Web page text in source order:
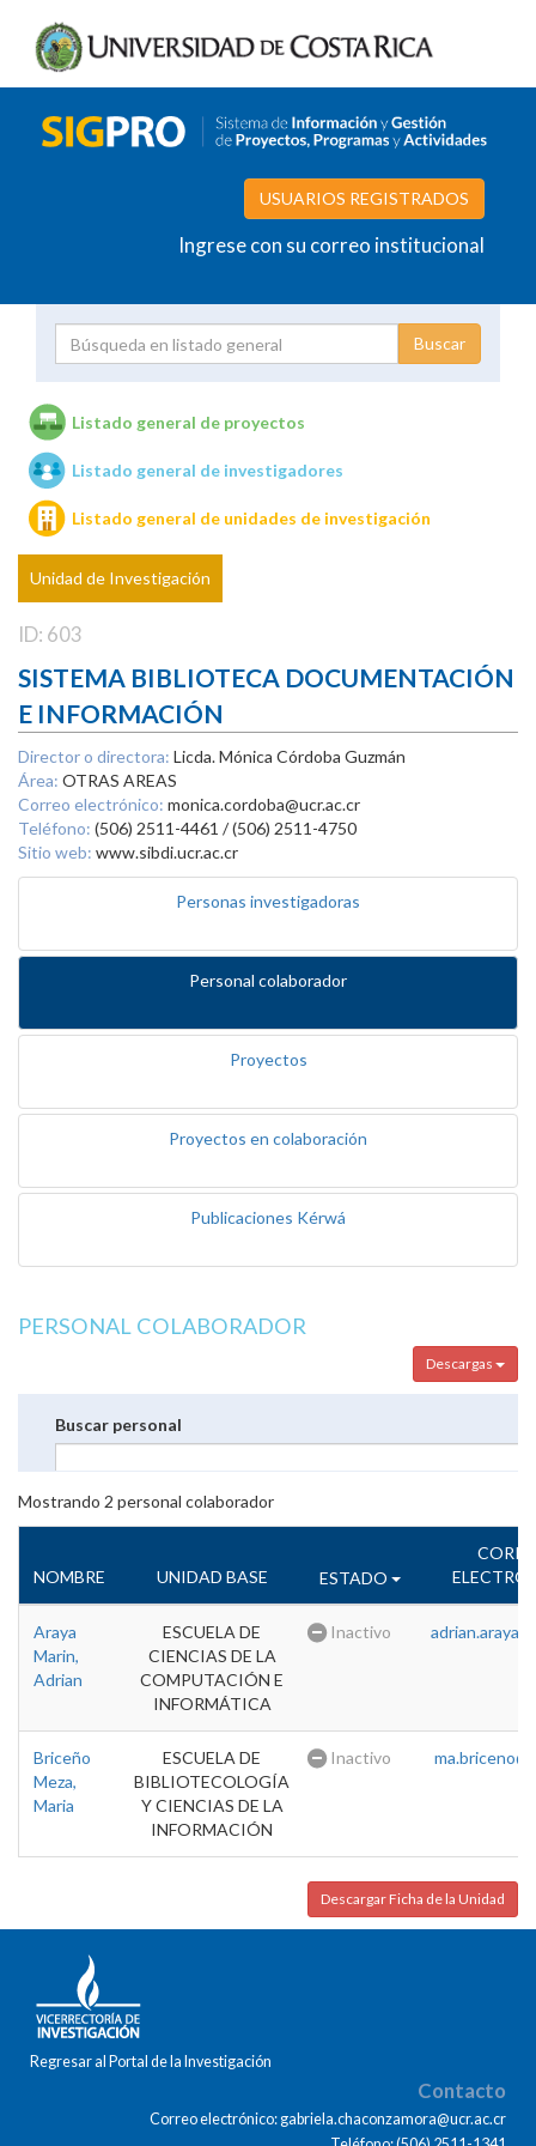
USUARIOS REGISTRADOS
Ingrese con su correo institucional
Unidades de investigación
Listado general de proyectos
Listado general de investigadores
Listado general de unidades de investigación
Unidad de Investigación
ID: 603
SISTEMA BIBLIOTECA DOCUMENTACIÓN
E INFORMACIÓN
Director o directora: Licda. Mónica Córdoba Guzmán
Área: OTRAS AREAS
Correo electrónico: monica.cordoba@ucr.ac.cr
Teléfono: (506) 2511-4461 / (506) 2511-4750
Sitio web: www.sibdi.ucr.ac.cr
Personas investigadoras
Personal colaborador
Proyectos
Proyectos en colaboración
Publicaciones Kérwá
PERSONAL COLABORADOR
Descargas
Buscar personal
Mostrando 2 personal colaborador
NOMBRE UNIDAD BASE ESTADO
Araya
Marin,
Adrian
ESCUELA DE
CIENCIAS DE LA
COMPUTACIÓN E
INFORMÁTICA
Inactivo
Briceño
Meza,
Maria
ESCUELA DE
BIBLIOTECOLOGÍA
Y CIENCIAS DE LA
INFORMACIÓN
Inactivo
Descargar Ficha de la Unidad
Regresar al Portal de la Investigación
Contacto
Correo electrónico: gabriela.chaconzamora@ucr.ac.cr